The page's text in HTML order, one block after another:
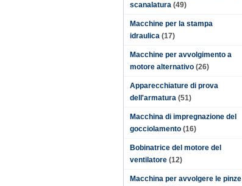
scanalatura (49)
Macchine per la stampa
idraulica (17)
Macchine per avvolgimento a
motore alternativo (26)
Apparecchiature di prova
dell'armatura (51)
Macchina di impregnazione del
gocciolamento (16)
Bobinatrice del motore del
ventilatore (12)
Macchina per avvolgere le pinze